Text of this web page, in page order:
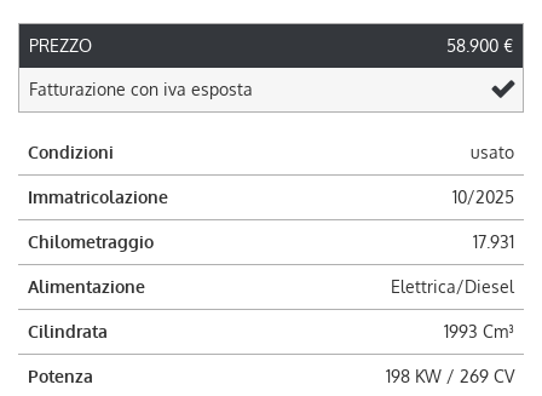
PREZZO 58.900 €
Fatturazione con iva esposta
Condizioni usato
Immatricolazione 10/2025
Chilometraggio 17.931
Alimentazione Elettrica/Diesel
Cilindrata 1993 Cm³
Potenza 198 KW / 269 CV